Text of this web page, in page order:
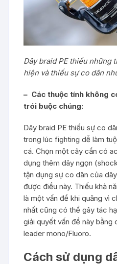
Dây braid PE thiếu những
hiện và thiếu sự co dãn
– Các thuộc tính không
trói buộc chúng:
Dây braid PE thiếu sự co
trong lúc fighting dễ làm
cá. Chọn một cây cần có
dụng thêm dây ngọn
tận dụng sự co dãn của
được điều này. Thiếu khả
là một vấn đề khi quăng vì
nhất cũng có thể gây tác
giải quyết vấn đề này bằng
leader mono/Fluoro.
Cách sử dụng